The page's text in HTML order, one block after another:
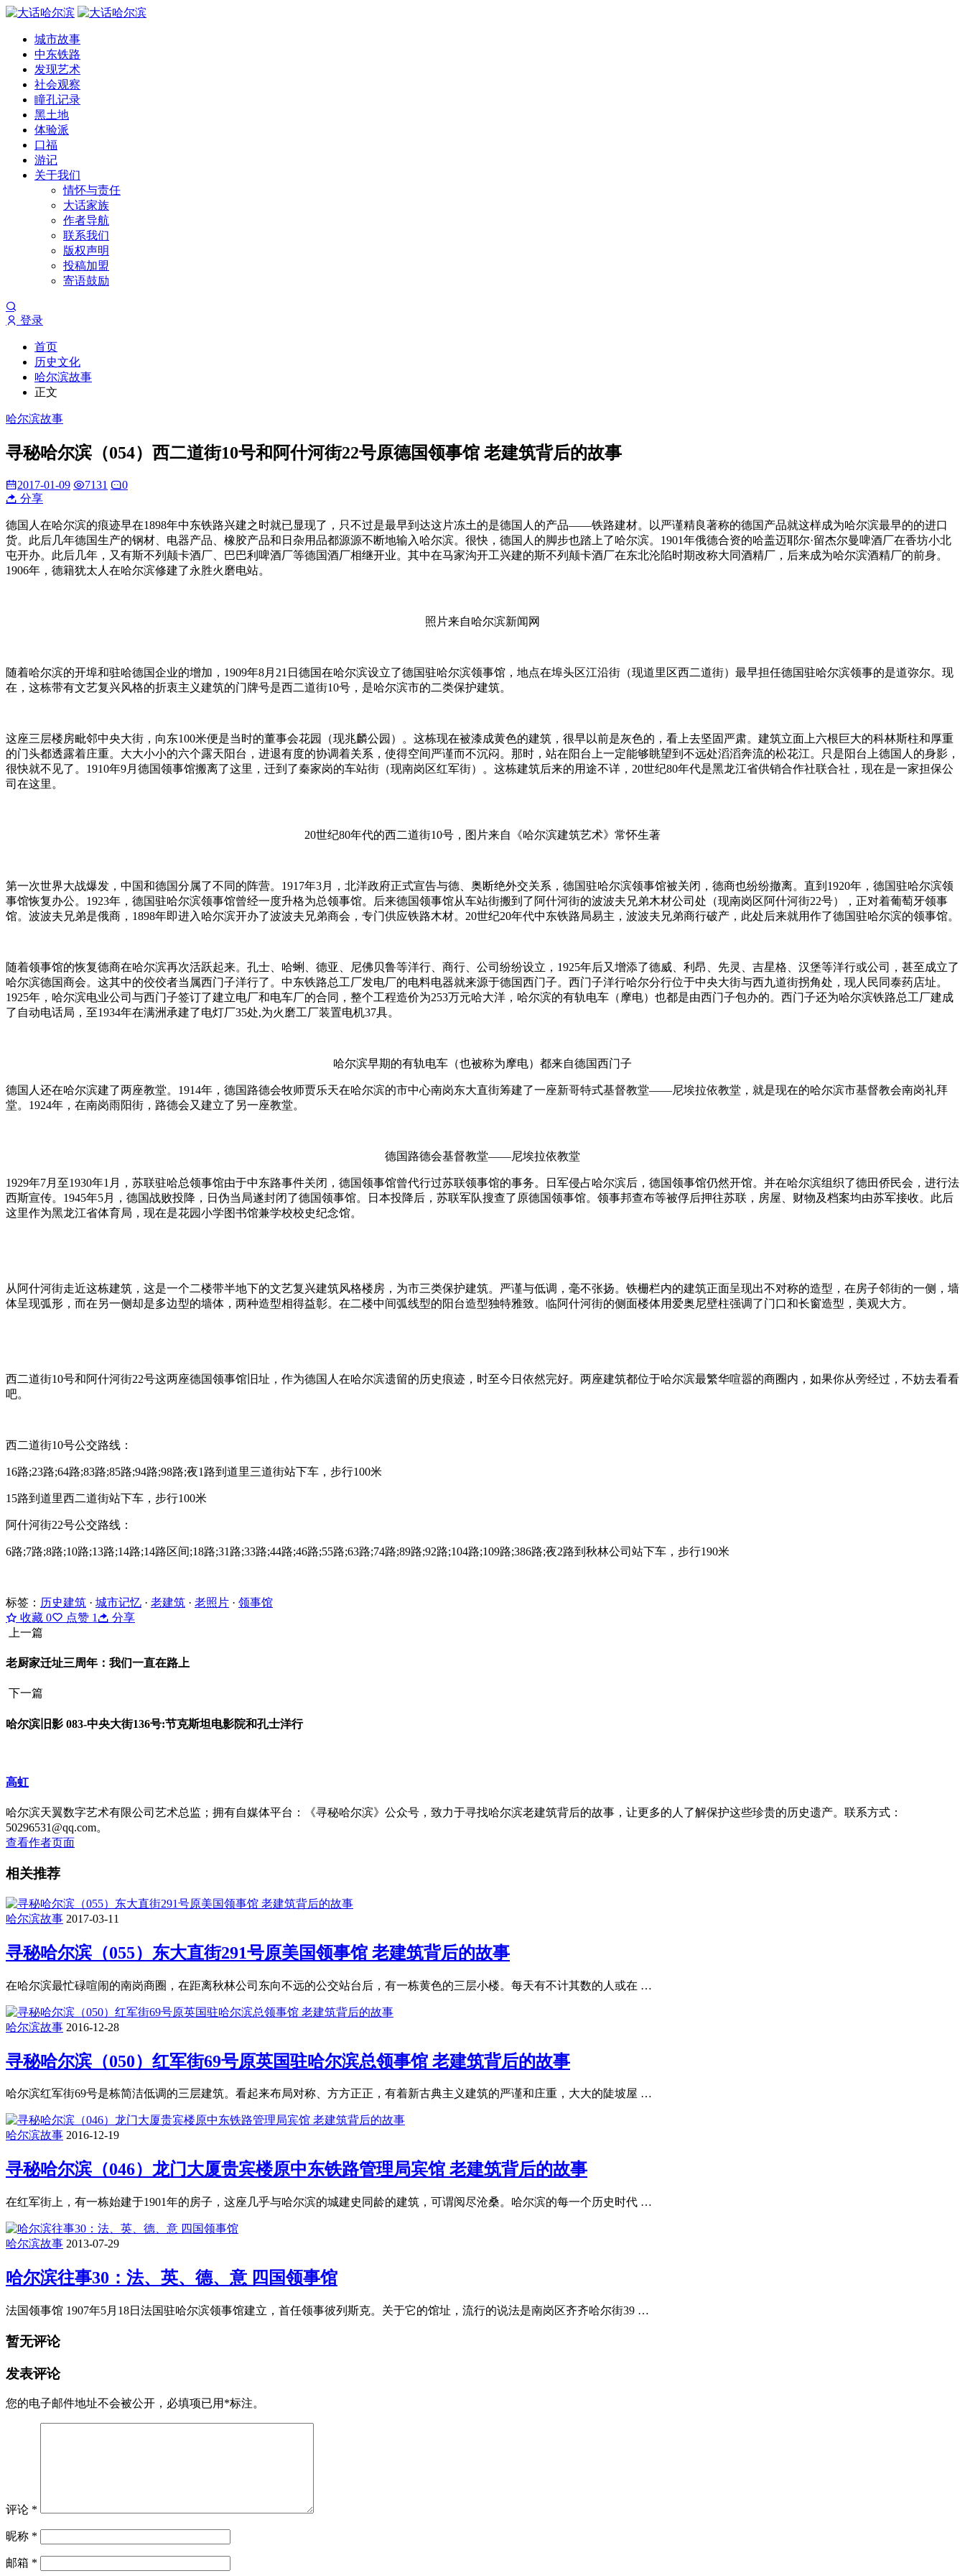
城市故事
中东铁路
发现艺术
社会观察
瞳孔记录
黑土地
体验派
口福
游记
关于我们
情怀与责任
大话家族
作者导航
联系我们
版权声明
投稿加盟
寄语鼓励
登录
首页
历史文化
哈尔滨故事
正文
哈尔滨故事
寻秘哈尔滨（054）西二道街10号和阿什河街22号原德国领事馆 老建筑背后的故事
2017-01-09 7131
0
分享
德国人在哈尔滨的痕迹早在1898年中东铁路兴建之时就已显现了，只不过是最早到达这片冻土的是德国人的产品——铁路建材。以严谨精良著称的德国产品就这样成为哈尔滨最早的的进口
货。此后几年德国生产的钢材、电器产品、橡胶产品和日杂用品都源源不断地输入哈尔滨。很快，德国人的脚步也踏上了哈尔滨。1901年俄德合资的哈盖迈耶尔·留杰尔曼啤酒厂在香坊小北
屯开办。此后几年，又有斯不列颠卡酒厂、巴巴利啤酒厂等德国酒厂相继开业。其中在马家沟开工兴建的斯不列颠卡酒厂在东北沦陷时期改称大同酒精厂，后来成为哈尔滨酒精厂的前身。
1906年，德籍犹太人在哈尔滨修建了永胜火磨电站。
照片来自哈尔滨新闻网
随着哈尔滨的开埠和驻哈德国企业的增加，1909年8月21日德国在哈尔滨设立了德国驻哈尔滨领事馆，地点在埠头区江沿街（现道里区西二道街）最早担任德国驻哈尔滨领事的是道弥尔。现
在，这栋带有文艺复兴风格的折衷主义建筑的门牌号是西二道街10号，是哈尔滨市的二类保护建筑。
这座三层楼房毗邻中央大街，向东100米便是当时的董事会花园（现兆麟公园）。这栋现在被漆成黄色的建筑，很早以前是灰色的，看上去坚固严肃。建筑立面上六根巨大的科林斯柱和厚重
的门头都透露着庄重。大大小小的六个露天阳台，进退有度的协调着关系，使得空间严谨而不沉闷。那时，站在阳台上一定能够眺望到不远处滔滔奔流的松花江。只是阳台上德国人的身影，
很快就不见了。1910年9月德国领事馆搬离了这里，迁到了秦家岗的车站街（现南岗区红军街）。这栋建筑后来的用途不详，20世纪80年代是黑龙江省供销合作社联合社，现在是一家担保公
司在这里。
20世纪80年代的西二道街10号，图片来自《哈尔滨建筑艺术》常怀生著
第一次世界大战爆发，中国和德国分属了不同的阵营。1917年3月，北洋政府正式宣告与德、奥断绝外交关系，德国驻哈尔滨领事馆被关闭，德商也纷纷撤离。直到1920年，德国驻哈尔滨领
事馆恢复办公。1923年，德国驻哈尔滨领事馆曾经一度升格为总领事馆。后来德国领事馆从车站街搬到了阿什河街的波波夫兄弟木材公司处（现南岗区阿什河街22号），正对着葡萄牙领事
馆。波波夫兄弟是俄商，1898年即进入哈尔滨开办了波波夫兄弟商会，专门供应铁路木材。20世纪20年代中东铁路局易主，波波夫兄弟商行破产，此处后来就用作了德国驻哈尔滨的领事馆。
随着领事馆的恢复德商在哈尔滨再次活跃起来。孔士、哈蜊、德亚、尼佛贝鲁等洋行、商行、公司纷纷设立，1925年后又增添了德威、利昂、先灵、吉星格、汉堡等洋行或公司，甚至成立了
哈尔滨德国商会。这其中的佼佼者当属西门子洋行了。中东铁路总工厂发电厂的电料电器就来源于德国西门子。西门子洋行哈尔分行位于中央大街与西九道街拐角处，现人民同泰药店址。
1925年，哈尔滨电业公司与西门子签订了建立电厂和电车厂的合同，整个工程造价为253万元哈大洋，哈尔滨的有轨电车（摩电）也都是由西门子包办的。西门子还为哈尔滨铁路总工厂建成
了自动电话局，至1934年在满洲承建了电灯厂35处,为火磨工厂装置电机37具。
哈尔滨早期的有轨电车（也被称为摩电）都来自德国西门子
德国人还在哈尔滨建了两座教堂。1914年，德国路德会牧师贾乐天在哈尔滨的市中心南岗东大直街筹建了一座新哥特式基督教堂——尼埃拉依教堂，就是现在的哈尔滨市基督教会南岗礼拜
堂。1924年，在南岗雨阳街，路德会又建立了另一座教堂。
德国路德会基督教堂——尼埃拉依教堂
1929年7月至1930年1月，苏联驻哈总领事馆由于中东路事件关闭，德国领事馆曾代行过苏联领事馆的事务。日军侵占哈尔滨后，德国领事馆仍然开馆。并在哈尔滨组织了德田侨民会，进行法
西斯宣传。1945年5月，德国战败投降，日伪当局遂封闭了德国领事馆。日本投降后，苏联军队搜查了原德国领事馆。领事邦查布等被俘后押往苏联，房屋、财物及档案均由苏军接收。此后
这里作为黑龙江省体育局，现在是花园小学图书馆兼学校校史纪念馆。
从阿什河街走近这栋建筑，这是一个二楼带半地下的文艺复兴建筑风格楼房，为市三类保护建筑。严谨与低调，毫不张扬。铁栅栏内的建筑正面呈现出不对称的造型，在房子邻街的一侧，墙
体呈现弧形，而在另一侧却是多边型的墙体，两种造型相得益彰。在二楼中间弧线型的阳台造型独特雅致。临阿什河街的侧面楼体用爱奥尼壁柱强调了门口和长窗造型，美观大方。
西二道街10号和阿什河街22号这两座德国领事馆旧址，作为德国人在哈尔滨遗留的历史痕迹，时至今日依然完好。两座建筑都位于哈尔滨最繁华喧嚣的商圈内，如果你从旁经过，不妨去看看
吧。
西二道街10号公交路线：
16路;23路;64路;83路;85路;94路;98路;夜1路到道里三道街站下车，步行100米
15路到道里西二道街站下车，步行100米
阿什河街22号公交路线：
6路;7路;8路;10路;13路;14路;14路区间;18路;31路;33路;44路;46路;55路;63路;74路;89路;92路;104路;109路;386路;夜2路到秋林公司站下车，步行190米
标签： 历史建筑 · 城市记忆 · 老建筑 · 老照片 · 领事馆
收藏 0 点赞 1
分享
上一篇
老厨家迁址三周年：我们一直在路上
下一篇
哈尔滨旧影 083-中央大街136号:节克斯坦电影院和孔士洋行
高虹
哈尔滨天翼数字艺术有限公司艺术总监；拥有自媒体平台：《寻秘哈尔滨》公众号，致力于寻找哈尔滨老建筑背后的故事，让更多的人了解保护这些珍贵的历史遗产。联系方式：
50296531@qq.com。
查看作者页面
相关推荐
哈尔滨故事 2017-03-11
寻秘哈尔滨（055）东大直街291号原美国领事馆 老建筑背后的故事
在哈尔滨最忙碌喧闹的南岗商圈，在距离秋林公司东向不远的公交站台后，有一栋黄色的三层小楼。每天有不计其数的人或在 …
哈尔滨故事 2016-12-28
寻秘哈尔滨（050）红军街69号原英国驻哈尔滨总领事馆 老建筑背后的故事
哈尔滨红军街69号是栋简洁低调的三层建筑。看起来布局对称、方方正正，有着新古典主义建筑的严谨和庄重，大大的陡坡屋 …
哈尔滨故事 2016-12-19
寻秘哈尔滨（046）龙门大厦贵宾楼原中东铁路管理局宾馆 老建筑背后的故事
在红军街上，有一栋始建于1901年的房子，这座几乎与哈尔滨的城建史同龄的建筑，可谓阅尽沧桑。哈尔滨的每一个历史时代 …
哈尔滨故事 2013-07-29
哈尔滨往事30：法、英、德、意 四国领事馆
法国领事馆 1907年5月18日法国驻哈尔滨领事馆建立，首任领事彼列斯克。关于它的馆址，流行的说法是南岗区齐齐哈尔街39 …
暂无评论
发表评论
您的电子邮件地址不会被公开， 必填项已用 *标注。
评论 *
昵称 *
邮箱 *